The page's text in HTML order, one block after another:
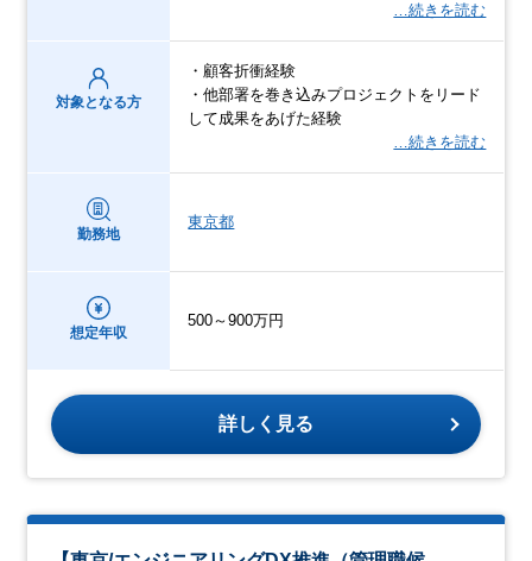
…続きを読む
対象となる方
・顧客折衝経験
・他部署を巻き込みプロジェクトをリード
して成果をあげた経験
…続きを読む
勤務地
東京都
想定年収
500～900万円
詳しく見る